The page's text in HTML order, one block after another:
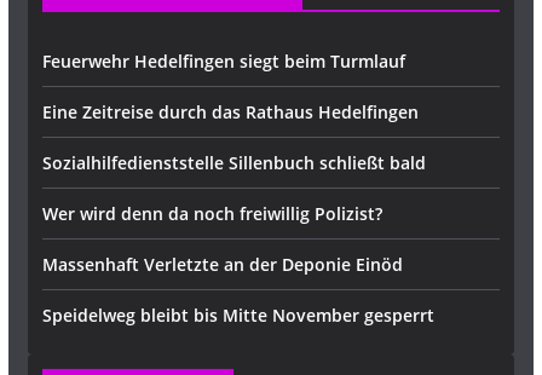
Feuerwehr Hedelfingen siegt beim Turmlauf
Eine Zeitreise durch das Rathaus Hedelfingen
Sozialhilfedienststelle Sillenbuch schließt bald
Wer wird denn da noch freiwillig Polizist?
Massenhaft Verletzte an der Deponie Einöd
Speidelweg bleibt bis Mitte November gesperrt